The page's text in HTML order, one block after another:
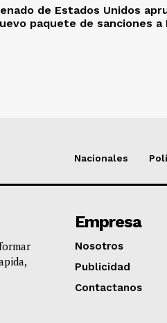
de Estados Unidos
paquete de sanciones a
Nacionales
Empresa
Nosotros
Publicidad
Contactanos